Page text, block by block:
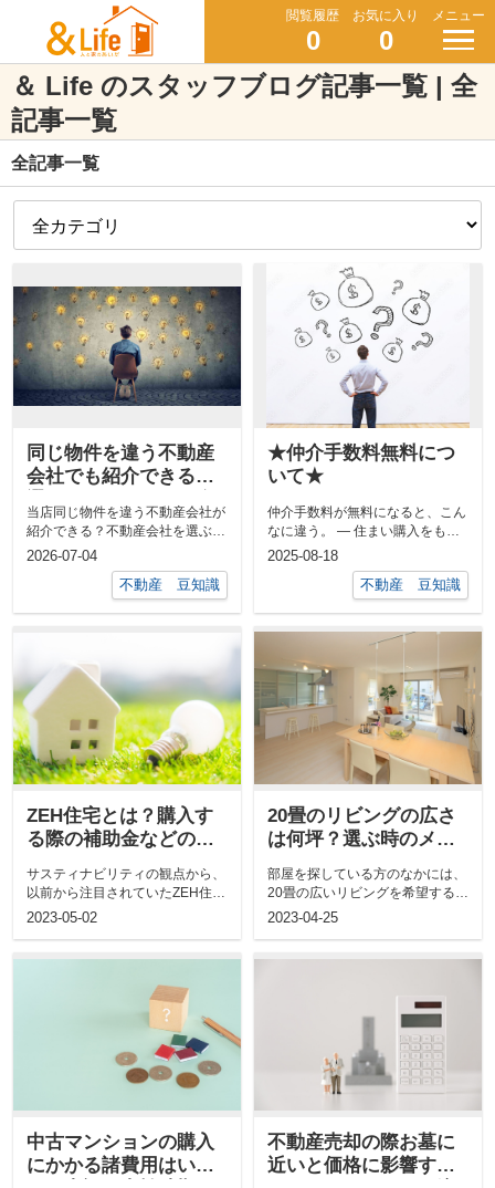
閲覧履歴
0
お気に入り
0
メニュー
＆ Life のスタッフブログ記事一覧 | 全
記事一覧
全記事一覧
同じ物件を違う不動産
会社でも紹介できる？
当店同じ物件を違う不動産会社が
紹介できる？不動産会社を選ぶポ
イントもご紹介「同じ物件を違う
2026-07-04
不動産 豆知識
★仲介手数料無料につ
いて★
仲介手数料が無料になると、こん
なに違う。 ― 住まい購入をもっ
と身近にする新しい選択肢 ― マ
2025-08-18
不動産 豆知識
ZEH住宅とは？購入す
る際の補助金などのメ
リットについても解説
サスティナビリティの観点から、
以前から注目されていたZEH住宅
ですが、昨今の光熱費の高騰によ
2023-05-02
20畳のリビングの広さ
は何坪？選ぶ時のメリ
ット・デメリット
部屋を探している方のなかには、
20畳の広いリビングを希望する方
も少なくありません。 しかし20...
2023-04-25
中古マンションの購入
にかかる諸費用はいく
不動産売却の際お墓に
近いと価格に影響す